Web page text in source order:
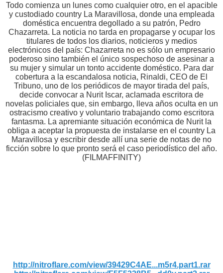
Todo comienza un lunes como cualquier otro, en el apacible
y custodiado country La Maravillosa, donde una empleada
doméstica encuentra degollado a su patrón, Pedro
Chazarreta. La noticia no tarda en propagarse y ocupar los
titulares de todos los diarios, noticieros y medios
electrónicos del país: Chazarreta no es sólo un empresario
poderoso sino también el único sospechoso de asesinar a
su mujer y simular un tonto accidente doméstico. Para dar
cobertura a la escandalosa noticia, Rinaldi, CEO de El
Tribuno, uno de los periódicos de mayor tirada del país,
decide convocar a Nurit Iscar, aclamada escritora de
novelas policiales que, sin embargo, lleva años oculta en un
ostracismo creativo y voluntario trabajando como escritora
fantasma. La apremiante situación económica de Nurit la
obliga a aceptar la propuesta de instalarse en el country La
Maravillosa y escribir desde allí una serie de notas de no
ficción sobre lo que pronto será el caso periodístico del año.
(FILMAFFINITY)
http://nitroflare.com/view/39429C4AE...m5r4.part1.rar